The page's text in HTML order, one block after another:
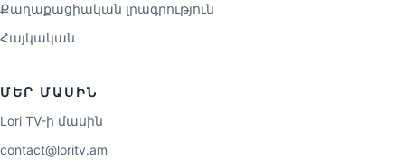
Քաղաքացիական լրագրություն
Հայկական
ՄԵՐ ՄԱՍԻՆ
Lori TV-ի մասին
contact@loritv.am